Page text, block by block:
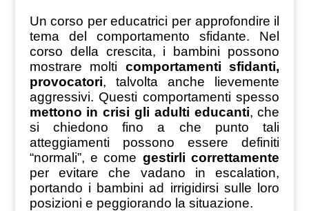
Un corso per educatrici per approfondire il
tema del comportamento sfidante. Nel
corso della crescita, i bambini possono
mostrare molti comportamenti sfidanti,
provocatori, talvolta anche lievemente
aggressivi. Questi comportamenti spesso
mettono in crisi gli adulti educanti, che
si chiedono fino a che punto tali
atteggiamenti possono essere definiti
“normali”, e come gestirli correttamente
per evitare che vadano in escalation,
portando i bambini ad irrigidirsi sulle loro
posizioni e peggiorando la situazione.